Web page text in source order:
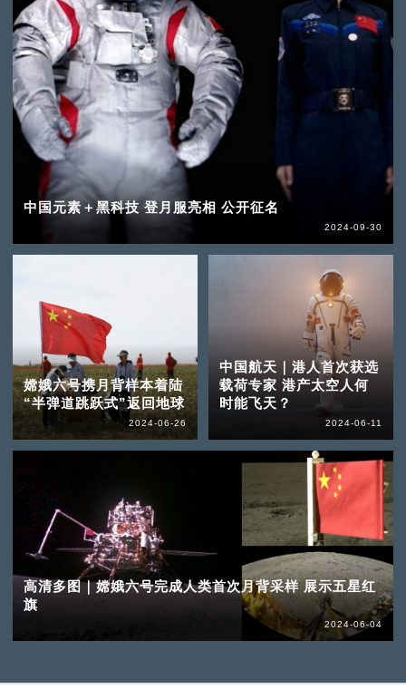
中国元素＋黑科技 登月服亮相 公开征名
2024-09-30
嫦娥六号携月背样本着陆
“半弹道跳跃式”返回地球
2024-06-26
中国航天｜港人首次获选
载荷专家 港产太空人何
时能飞天？
2024-06-11
高清多图｜嫦娥六号完成人类首次月背采样 展示五星红
旗
2024-06-04